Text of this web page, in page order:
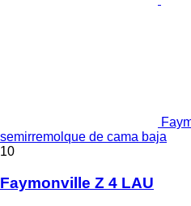
semirremolque de cama baja
10
Faymonville Z 4 LAU